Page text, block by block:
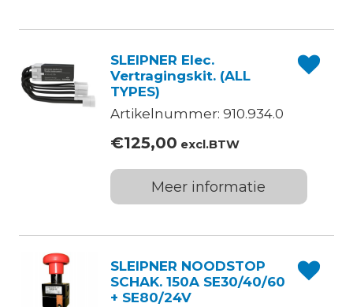
SLEIPNER Elec.
Vertragingskit. (ALL
TYPES)
Artikelnummer: 910.934.0
€125,00 excl.BTW
Meer informatie
SLEIPNER NOODSTOP
SCHAK. 150A SE30/40/60
+ SE80/24V